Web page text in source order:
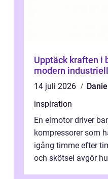
Upptäck kraften i
modern
14 juli 2026
inspiration
En elmotor driver
kompressorer som
igång timme efter
och skötsel avgör